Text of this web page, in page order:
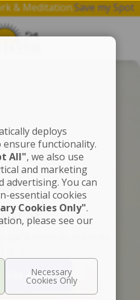
& Meditation.Save
para eliminar el estrés
días gratis
deploys
ensure functionality.
All", we also use
and marketing
You can
essential cookies
Cookies Only".
please see our